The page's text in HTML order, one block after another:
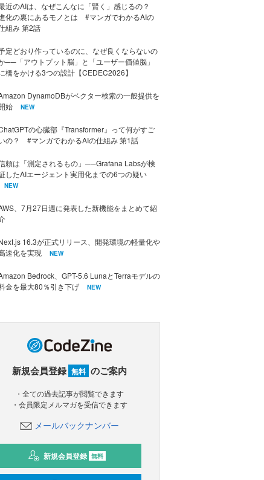
近のAIは、なぜこんなに「賢く」感じるの？
化の裏にあるモノとは #マンガでわかるAIの
組み 第2話
定どおり作っているのに、なぜ良くならないの
──「アウトプット脳」と「ユーザー価値脳」
橋をかける3つの設計【CEDEC2026】
DynamoDBがベクター検索の一般提供を
始
NEW
の心臓部『Transformer』って何がすご
の？ #マンガでわかるAIの仕組み 第1話
頼は「測定されるもの」──Grafana Labsが検
したAIエージェント実用化までの6つの疑い
NEW
、7月27日週に発表した新機能をまとめて紹
16.3が正式リリース、開発環境の軽量化や
速化を実現
NEW
Bedrock、GPT-5.6 LunaとTerraモデルの
金を最大80％引き下げ
NEW
新規会員登録 無料 のご案内
・全ての過去記事が閲覧できます
・会員限定メルマガを受信できます
メールバックナンバー
新規会員登録 無料